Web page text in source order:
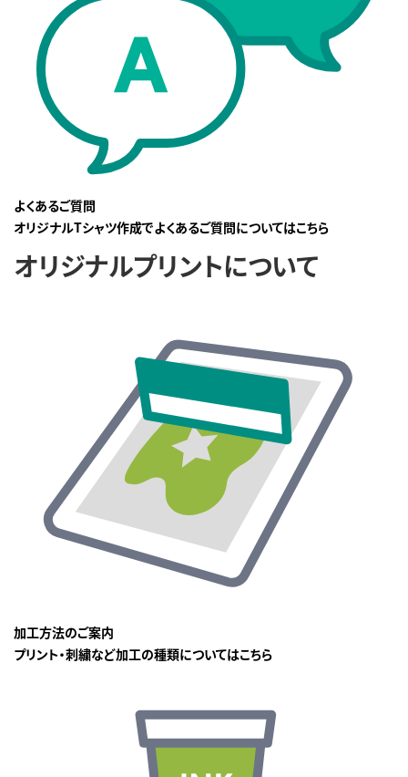
よくあるご質問
オリジナルTシャツ作成でよくあるご質問についてはこちら
オリジナルプリントについて
加工方法のご案内
プリント・刺繍など加工の種類についてはこちら